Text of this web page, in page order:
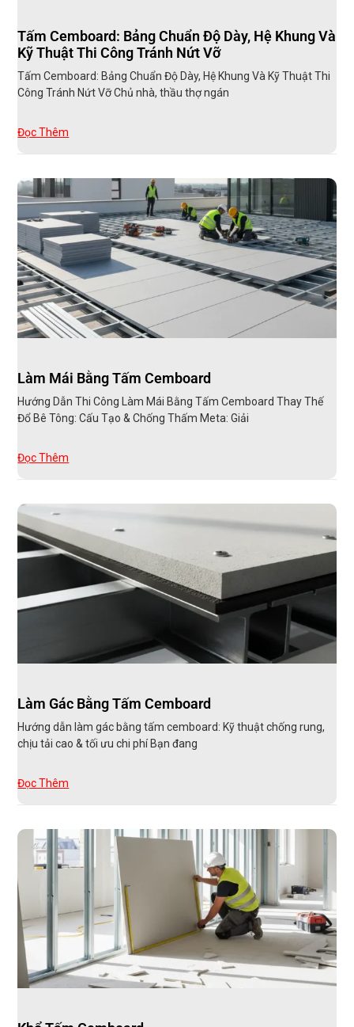
Tấm Cemboard: Bảng Chuẩn Độ Dày, Hệ Khung Và
Kỹ Thuật Thi Công Tránh Nứt Vỡ
Tấm Cemboard: Bảng Chuẩn Độ Dày, Hệ Khung Và Kỹ Thuật Thi
Công Tránh Nứt Vỡ Chủ nhà, thầu thợ ngán
Đọc Thêm
Làm Mái Bằng Tấm Cemboard
Hướng Dẫn Thi Công Làm Mái Bằng Tấm Cemboard Thay Thế
Đổ Bê Tông: Cấu Tạo & Chống Thấm Meta: Giải
Đọc Thêm
Làm Gác Bằng Tấm Cemboard
Hướng dẫn làm gác bằng tấm cemboard: Kỹ thuật chống rung,
chịu tải cao & tối ưu chi phí Bạn đang
Đọc Thêm